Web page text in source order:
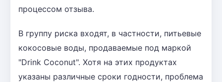
процессом отзыва.
В группу риска входят, в частности, питьевые
кокосовые воды, продаваемые под маркой
"Drink Coconut". Хотя на этих продуктах
указаны различные сроки годности, проблема